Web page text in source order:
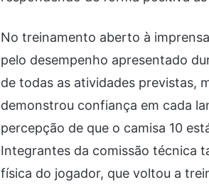
No treinamento aberto à
pelo desempenho apresentado
de todas as atividades previstas,
demonstrou confiança em cada
percepção de que o camisa 10
Integrantes da comissão técnica
física do jogador, que voltou a